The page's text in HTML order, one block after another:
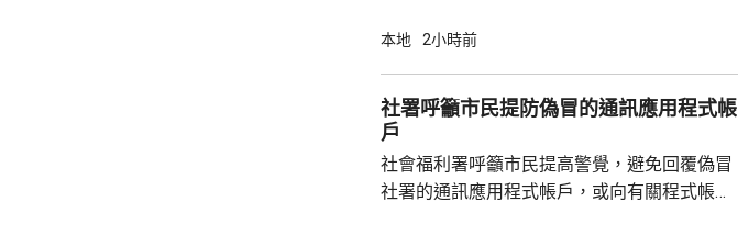
亡，狗主事後聯絡交由漁護署化驗。 警方表
捕。
本地 2小時前
社署呼籲市民提防偽冒的通訊應用程式帳
戶
社會福利署呼籲市民提高警覺，避免回覆偽冒
社署的通訊應用程式帳戶，或向有關程式帳戶